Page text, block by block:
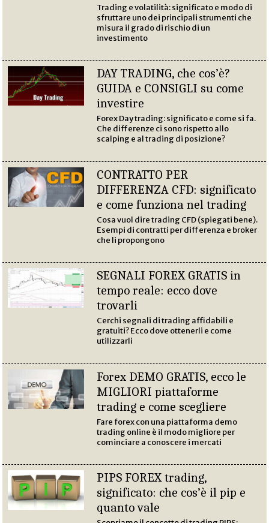
Trading e volatilità: significato e modo di
sfruttare uno dei principali strumenti che
misura il grado di rischio di un
investimento
DAY TRADING, che cos’è?
GUIDA e CONSIGLI su come
investire
Forex Day trading: significato e come si fa.
Che differenze ci sono rispetto allo
scalping e al trading di posizione?
CONTRATTO PER
DIFFERENZA CFD: significato
e come funziona nel trading
Cosa vuol dire trading CFD (spiegati bene).
Esempi di contratti per differenza e broker
che li propongono
SEGNALI FOREX GRATIS in
tempo reale: ecco dove
trovarli
Cerchi segnali di trading affidabili e
gratuiti? Ecco dove ottenerli e come
utilizzarli
Forex DEMO GRATIS, ecco le
MIGLIORI piattaforme
trading e come scegliere
Fare forex con una piattaforma demo
trading online è il modo migliore per
cominciare a conoscere i mercati
PIPS FOREX trading,
significato: che cos’è il pip e
quanto vale